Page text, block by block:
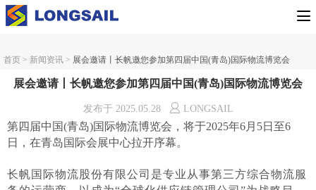
首页 > 新闻资讯 > 展会邀请丨长帆邀您参加第四届中国(青岛)国际物流博览会
展会邀请丨长帆邀您参加第四届中国(青岛)国际物流博览会
发布于 2025.05.28 LONGSAIL
第四届中国(青岛)国际物流博览会，将于2025年6月5日至6
日，在青岛国际会展中心拉开序幕。
长帆国际物流股份有限公司是专业从事第三方综合物流服